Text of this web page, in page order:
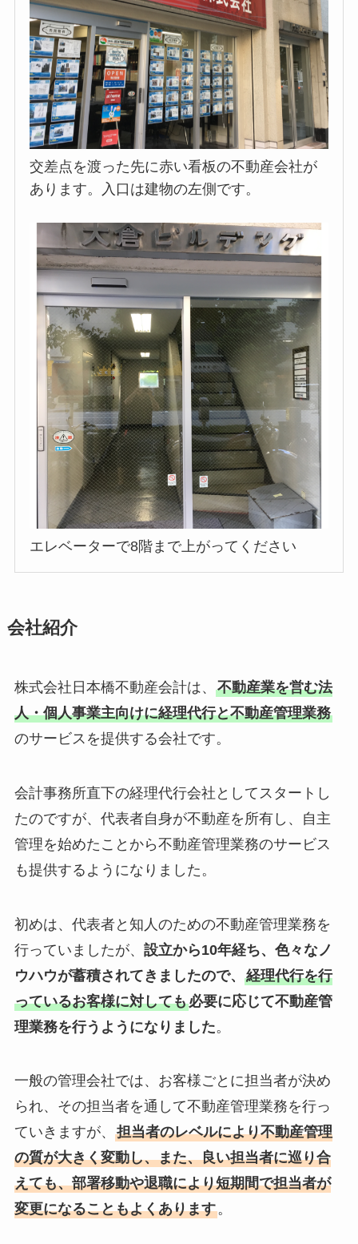
交差点を渡った先に赤い看板の不動産会社が
あります。入口は建物の左側です。
エレベーターで8階まで上がってください
会社紹介
株式会社日本橋不動産会計は、 不動産業を営む法
人・個人事業主向けに経理代行と不動産管理業務
のサービスを提供する会社です。
会計事務所直下の経理代行会社としてスタートし
たのですが、代表者自身が不動産を所有し、自主
管理を始めたことから不動産管理業務のサービス
も提供するようになりました。
初めは、代表者と知人のための不動産管理業務を
行っていましたが、 設立から10年経ち、色々なノ
ウハウが蓄積されてきましたので、 経理代行を行
っているお客様に対しても必要に応じて不動産管
理業務を行うようになりました。
一般の管理会社では、お客様ごとに担当者が決め
られ、その担当者を通して不動産管理業務を行っ
ていきますが、 担当者のレベルにより不動産管理
の質が大きく変動し、また、良い担当者に巡り合
えても、部署移動や退職により短期間で担当者が
変更になることもよくあります。